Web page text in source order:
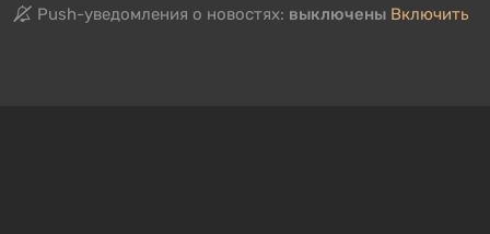
Push-уведомления о новостях: выключены Включить